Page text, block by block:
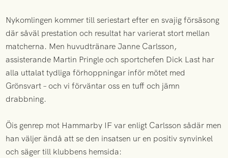
Nykomlingen kommer till seriestart efter en svajig försäsong
där såväl prestation och resultat har varierat stort mellan
matcherna. Men huvudtränare Janne Carlsson,
assisterande Martin Pringle och sportchefen Dick Last har
alla uttalat tydliga förhoppningar inför mötet med
Grönsvart – och vi förväntar oss en tuff och jämn
drabbning.
Öis genrep mot Hammarby IF var enligt Carlsson sådär men
han väljer ändå att se den insatsen ur en positiv synvinkel
och säger till klubbens hemsida: